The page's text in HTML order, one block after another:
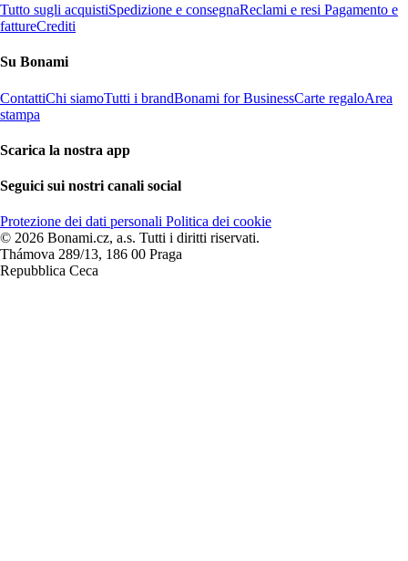
Tutto sugli acquistiSpedizione e consegnaReclami e resi Pagamento e
fattureCrediti
Su Bonami
ContattiChi siamoTutti i brandBonami for BusinessCarte regaloArea
stampa
Scarica la nostra app
Seguici sui nostri canali social
Protezione dei dati personali Politica dei cookie
© 2026 Bonami.cz, a.s. Tutti i diritti riservati.
Thámova 289/13, 186 00 Praga
Repubblica Ceca